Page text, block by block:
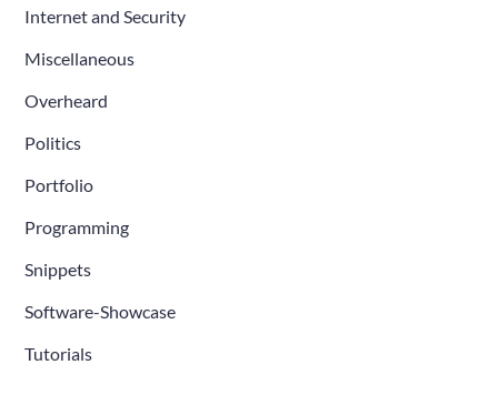
Internet and Security
Miscellaneous
Overheard
Politics
Portfolio
Programming
Snippets
Software-Showcase
Tutorials